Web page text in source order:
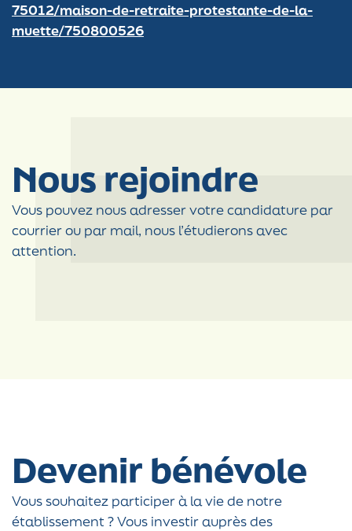
75012/maison-de-retraite-protestante-de-la-
muette/750800526
Nous rejoindre
Vous pouvez nous adresser votre candidature par
courrier ou par mail, nous l’étudierons avec
attention.
Devenir bénévole
Vous souhaitez participer à la vie de notre
établissement ? Vous investir auprès des